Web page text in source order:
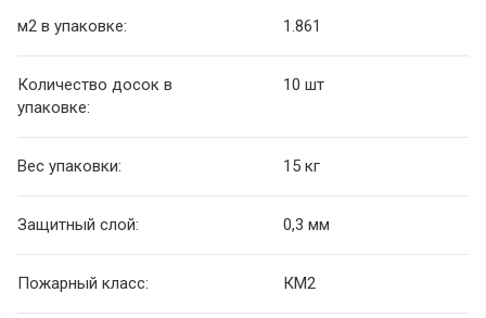
м2 в упаковке: 1.861
Количество досок в
упаковке:
10 шт
Вес упаковки: 15 кг
Защитный слой: 0,3 мм
Пожарный класс: КМ2